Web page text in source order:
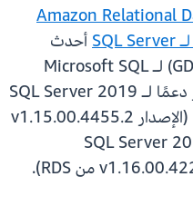
Amazon Relational
أحدث
إصدارات من التوزيع العام (GDR) لـ Microsoft SQL
Server. يتضمن هذا الإصدار دعمًا لـ SQL Server 2019
(الإصدار 15.00.4455.2.v1